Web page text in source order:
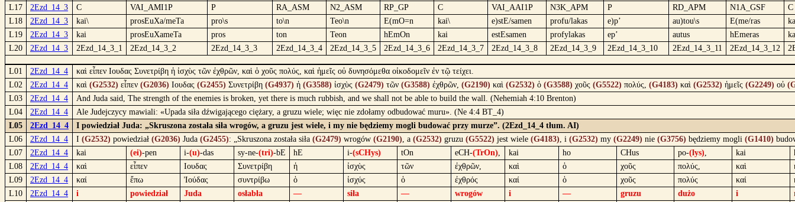
L17
2Ezd_14_3 C VAI_AMI1P P RA_ASM N2_ASM RP_GP C VAI_AAI1P N3K_APM P RD_APM N1A_GSF
C
L18
2Ezd_14_3 kai\ prosEuXa/meTa pro\s to\n Teo\n E(mO=n kai\ e)stE/samen profu/lakas e)p’ au)tou\s E(me/ras
L19
2Ezd_14_3 kai prosEuXameTa pros ton Teon hEmOn kai estEsamen profylakas ep’ autus hEmeras
L20
2Ezd_14_3 2Ezd_14_3_1 2Ezd_14_3_2 2Ezd_14_3_3 2Ezd_14_3_4 2Ezd_14_3_5 2Ezd_14_3_6 2Ezd_14_3_7 2Ezd_14_3_8 2Ezd_14_3_9 2Ezd_14_3_10 2Ezd_14_3_11 2Ezd_14_3_12
L01 2Ezd_14_4
καὶ εἶπεν Ιουδας Συνετρίβη ἡ ἰσχὺς τῶν ἐχθρῶν, καὶ ὁ χοῦς πολύς, καὶ ἡμεῖς οὐ δυνησόμεθα οἰκοδομεῖν ἐν τῷ τείχει.
L02
2Ezd_14_4 καὶ (G2532) εἶπεν (G2036) Ιουδας (G2455) Συνετρίβη (G4937) ἡ (G3588) ἰσχὺς (G2479) τῶν (G3588) ἐχθρῶν, (G2190) καὶ (G2532) ὁ (G3588) χοῦς (G5522) πολύς, (G4183) καὶ (G2532) ἡμεῖς (G2249) οὐ
L03
2Ezd_14_4
And Juda said, The strength of the enemies is broken, yet there is much rubbish, and we shall not be able to build the wall. (Nehemiah 4:10 Brenton)
L04
2Ezd_14_4
Ale Judejczycy mawiali: «Upada siła dźwigającego ciężary, a gruzu wiele; więc nie zdołamy odbudować muru». (Ne 4:4 BT_4)
L05
2Ezd_14_4
I powiedział Juda: „Skruszona została siła wrogów, a gruzu jest wiele, i my nie będziemy mogli budować przy murze”. (2Ezd_14_4 tłum. AI)
L06
2Ezd_14_4 I (G2532) powiedział (G2036) Juda (G2455): „Skruszona została siła (G2479) wrogów (G2190), a (G2532) gruzu (G5522) jest wiele (G4183), i (G2532) my (G2249) nie (G3756) będziemy mogli (G1410)
L07
2Ezd_14_4 kai (ei)-pen i-(u)-das sy-ne-(tri)-bE hE i-(sCHys) tOn eCH-(TrOn), kai ho CHus po-(lys), kai
L08
2Ezd_14_4 καὶ εἶπεν Ιουδας Συνετρίβη ἡ ἰσχὺς τῶν ἐχθρῶν, καὶ ὁ χοῦς πολύς, καὶ
L09
2Ezd_14_4 καί ἔπω Ἰούδας συντρίβω ὁ ἰσχύς ὁ ἐχθρός καί ὁ χοῦς πολύς καί
L10
2Ezd_14_4 i powiedział Juda osłabła — siła — wrogów i — gruzu dużo i